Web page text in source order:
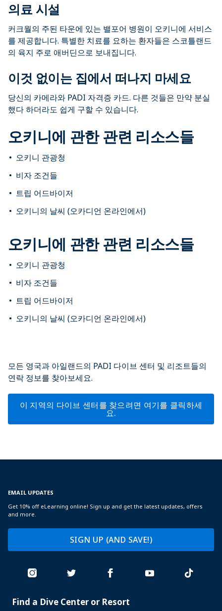
의료 시설
커크월의 주된 타운에 있는 밸포어 병원이 오키니에 서비스
를 제공합니다. 특별한 치료를 요하는 환자들은 스코틀랜드
의 육지 주로 애버딘으로 보내집니다.
이것 없이는 집에서 떠나지 마세요
당신의 카메라와 PADI 자격증 카드. 다른 것들은 만약 분실
했다 하더라도 쉽게 구할 수 있습니다.
오키니에 관한 관련 리소스들
오키니 관광청
비자 조건들
트립 어드바이저
오키니의 날씨 (오카디언 온라인에서)
오키니에 관한 관련 리소스들
오키니 관광청
비자 조건들
트립 어드바이저
오키니의 날씨 (오카디언 온라인에서)
모든 영국과 아일랜드의 PADI 다이브 센터 및 리조트들의
연락 정보를 찾아보세요.
이 지역의 다이브 센터를 찾으려면 여기를 클릭하세
요.
EMAIL UPDATES
Get 10% off eLearning online! Sign up and get the latest updates, offers
and more.
SIGN UP (AND SAVE!)
PADI
Find a Dive Center or Resort